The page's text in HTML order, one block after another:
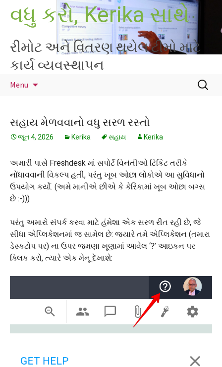
content
વધુ કરો, Kerika સાથે
રીમોટ અને વિતરણ થયેલ ટીમો માટે
કાર્ય વ્યવસ્થાપન
Menu
માટે
શોધો
સહાય મેળવવાનો વધુ સરળ રસ્તો
જૂન 4, 2026 Kerika સહાય Kerika
અમારી પાસે Freshdesk માં સપોર્ટ વિનંતીઓ ટિકિટ તરીકે
નોંધાવવાની વિકલ્પ હતી, પરંતુ ખૂબ ઓછા લોકોએ આ સુવિધાનો
ઉપયોગ કર્યો. (અમે માનીએ છીએ કે કેરિકામાં ખૂબ ઓછા બગ્સ
છે :-)))
પરંતુ અમારો સંપર્ક કરવા માટે હંમેશા એક સરળ રીત રહી છે, જે
સીધા એપ્લિકેશનમાં જ સામેલ છે: જ્યારે તમે એપ્લિકેશન (તમારા
ડેસ્કટોપ પર) ના ઉપર જમણા ખૂણામાં આવેલ ‘?’ આઇકન પર
ક્લિક કરો, ત્યારે એક મેનૂ દેખાશે: